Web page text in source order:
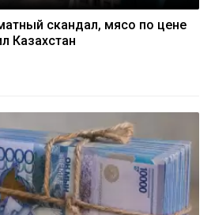
скандал, мясо по цене
Казахстан